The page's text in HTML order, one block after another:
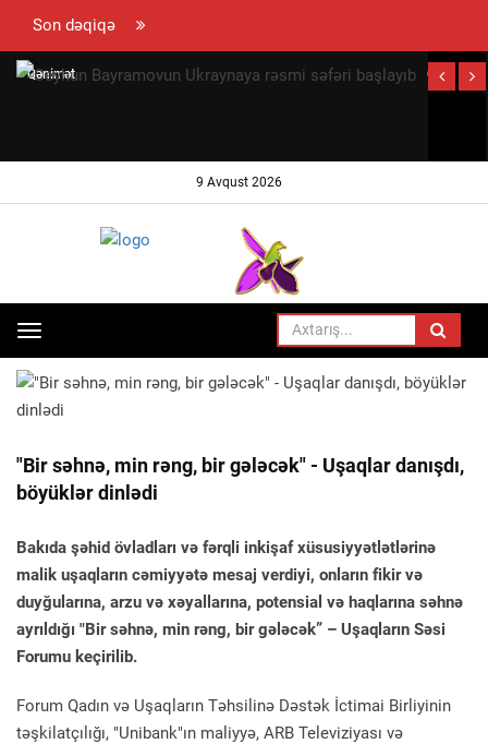
Son dəqiqə
Qənimət
təzminat
Ceyhun
başlayıb
9 Avqust 2026
Toggle
navigation
SOSIAL
"Bir səhnə, min rəng, bir gələcək" - Uşaqlar danışdı,
böyüklər dinlədi
Bakıda şəhid övladları və fərqli inkişaf xüsusiyyətlətlərinə
malik uşaqların cəmiyyətə mesaj verdiyi, onların fikir və
duyğularına, arzu və xəyallarına, potensial və haqlarına səhnə
ayrıldığı "Bir səhnə, min rəng, bir gələcək” – Uşaqların Səsi
Forumu keçirilib.
Forum Qadın və Uşaqların Təhsilinə Dəstək İctimai Birliyinin
təşkilatçılığı, "Unibank"ın maliyyə, ARB Televiziyası və